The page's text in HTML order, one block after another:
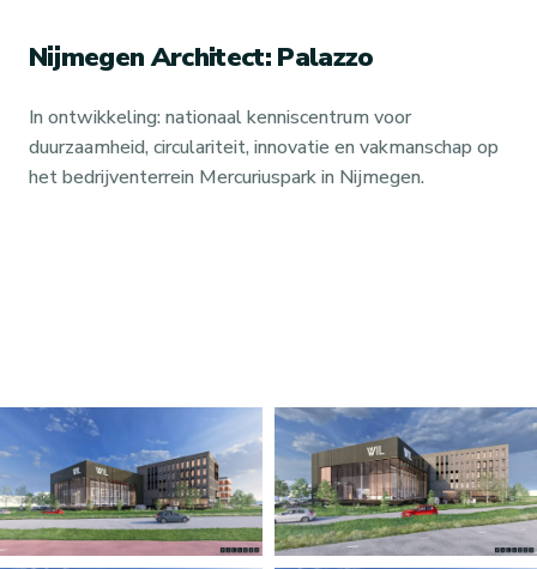
Nijmegen Architect: Palazzo
In ontwikkeling: nationaal kenniscentrum voor
duurzaamheid, circulariteit, innovatie en vakmanschap op
het bedrijventerrein Mercuriuspark in Nijmegen.